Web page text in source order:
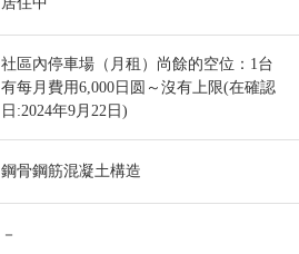
社區內停車場（月租）尚餘的空位：1台
有每月費用6,000日圆～沒有上限(在確認
日:2024年9月22日)
鋼骨鋼筋混凝土構造
－